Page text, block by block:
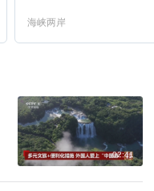
海峡两岸
02:41